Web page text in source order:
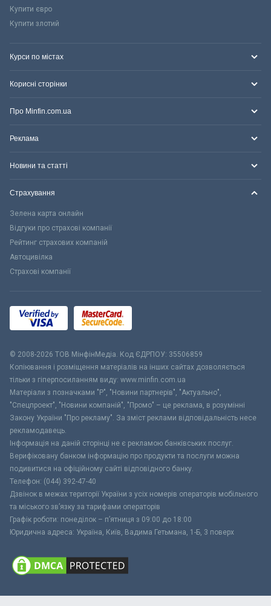
Купити євро
Купити злотий
Курси по містах
Корисні сторінки
Про Minfin.com.ua
Реклама
Новини та статті
Страхування
Зелена карта онлайн
Відгуки про страхові компанії
Рейтинг страхових компаній
Автоцивілка
Страхові компанії
© 2008-2026 ТОВ МiнфiнМедiа. Код ЄДРПОУ: 35506859
Копіювання і розміщення матеріалів на інших сайтах дозволяється
тільки з гіперпосиланням виду: www.minfin.com.ua
Матеріали з позначками "Р", "Новини партнерів", "Актуально",
"Спецпроект", "Новини компаній", "Промо" – це реклама, в розумінні
Закону України "Про рекламу". За зміст реклами відповідальність несе
рекламодавець.
Інформація на даній сторінці не є рекламою банківських послуг.
Верифіковану банком інформацію про продукти та послуги можна
подивитися на офіційному сайті відповідного банку.
Телефон: (044) 392-47-40
Дзвінок в межах території України з усіх номерів операторів мобільного
та міського зв’язку за тарифами операторів
Графік роботи: понеділок – п’ятниця з 09:00 до 18:00
Юридична адреса: Україна, Київ, Вадима Гетьмана, 1-Б, 3 поверх